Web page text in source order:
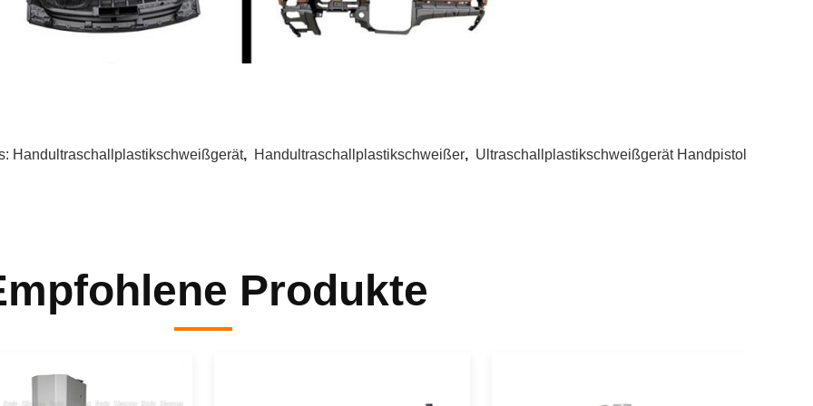
Handultraschallplastikschweißgerät, Handultraschallplastikschweißer, Ultraschallplastikschweißgerät Handpistol
Produkte